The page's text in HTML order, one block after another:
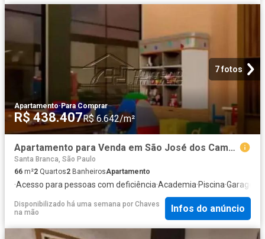
7 fotos
Apartamento·Para Comprar
R$ 438.407R$ 6.642/m²
Apartamento para Venda em São José dos Campos/SP Urbanova 2 Quartos
Santa Branca, São Paulo
66 m²2 Quartos2 BanheirosApartamento
·Acesso para pessoas com deficiência·Academia·Piscina·Garagem
Disponibilizado há uma semana por Chaves
na mão
Infos do anúncio